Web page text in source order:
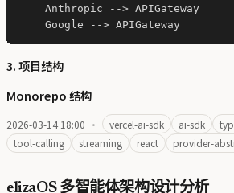
    Anthropic --> APIGateway
3. 项目结构
Monorepo 结构
2026-03-14 18:00 · vercel-ai-sdk ai-sdk
tool-calling
streaming react provider-
elizaOS 多智能体架构设计分析